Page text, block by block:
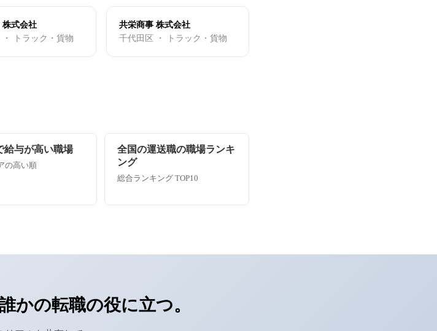
株式会社
・ トラック・貨物
共栄商事 株式会社
千代田区 ・ トラック・貨物
給与が高い職場
の高い順
全国の運送職の職場ランキ
ング
総合ランキング TOP10
かの転職の役に立つ。